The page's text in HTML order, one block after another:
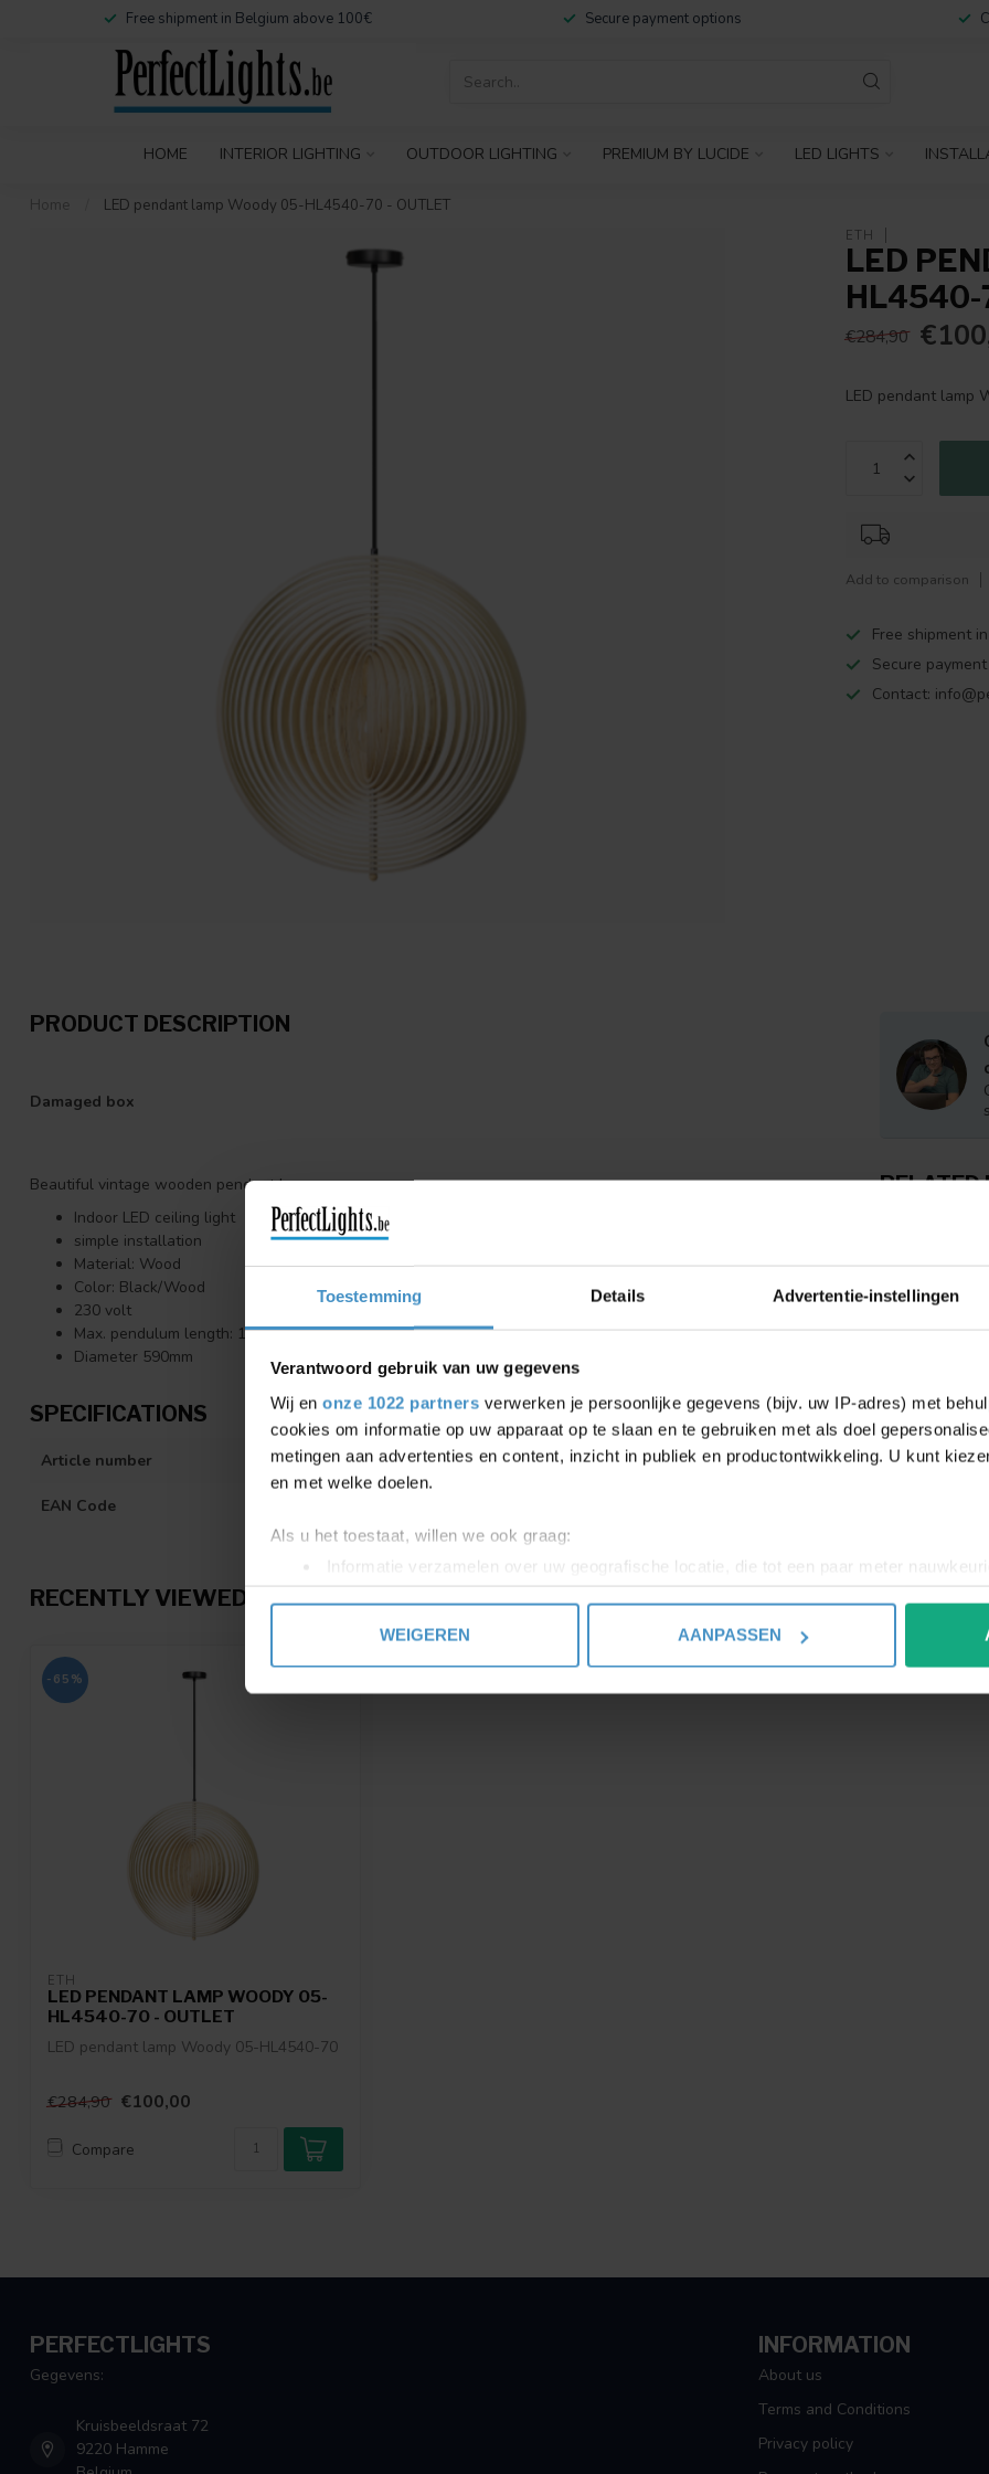
Toestemming Details Advertentie-instellingen
Verantwoord gebruik van uw gegevens
Wij en onze 1022 partners verwerken je persoonlijke gegevens (bijv. uw IP-adres) met
cookies om informatie op uw apparaat op te slaan en te gebruiken met als doel
metingen aan advertenties en content, inzicht in publiek en productontwikkeling. U kunt
en met welke doelen.
Als u het toestaat, willen we ook graag:
Informatie verzamelen over uw geografische locatie, die tot een paar meter
Uw apparaat identificeren door het actief te scannen op specifieke eigenschappen
toestemming op elk moment wijzigen of intrekken in de Cookieverklaring.
WEIGEREN AANPASSEN
Free shipment in Belgium above 100€ Secure payment options
HOME INTERIOR LIGHTING OUTDOOR LIGHTING PREMIUM BY LUCIDE LED LIGHTS
Home LED pendant lamp Woody 05-HL4540-70 - OUTLET
ETH
LED
HL4540-
€284,90
LED pendant lamp
Add to comparison
Free shipment
Secure
Contact:
PRODUCT DESCRIPTION
Damaged box
Beautiful vintage wooden pendant lamp
Indoor LED ceiling light
simple installation
Material: Wood
Color: Black/Wood
230 volt
Max. pendulum length: 153cm
Diameter 590mm
SPECIFICATIONS
Article number 05-HL4540-70
EAN Code
RELATED
RECENTLY VIEWED
-65%
ETH
LED PENDANT LAMP WOODY 05-
HL4540-70 - OUTLET
LED pendant lamp Woody 05-HL4540-70
€284,90 €100,00
Compare
PERFECTLIGHTS
Gegevens:
Kruisbeeldsraat 72
9220 Hamme
INFORMATION
About us
Terms and Conditions
Privacy policy